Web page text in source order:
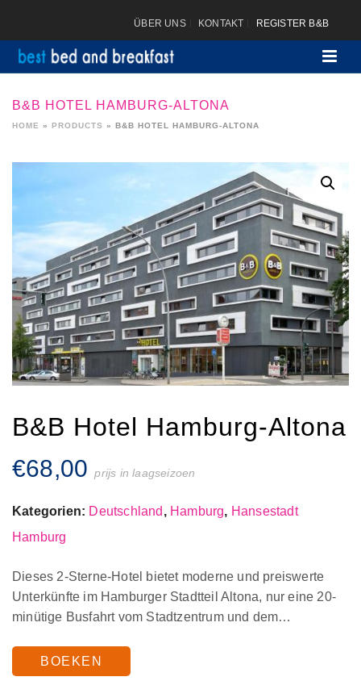
ÜBER UNS KONTAKT REGISTER B&B
B&B HOTEL HAMBURG-ALTONA
HOME » PRODUCTS » B&B HOTEL HAMBURG-ALTONA
B&B Hotel Hamburg-Altona
€68,00 prijs in laagseizoen
Kategorien: Deutschland , Hamburg, Hansestadt
Hamburg
Dieses 2-Sterne-Hotel bietet moderne und preiswerte
Unterkünfte im Hamburger Stadtteil Altona, nur eine 20-
minütige Busfahrt vom Stadtzentrum und dem…
BOEKEN